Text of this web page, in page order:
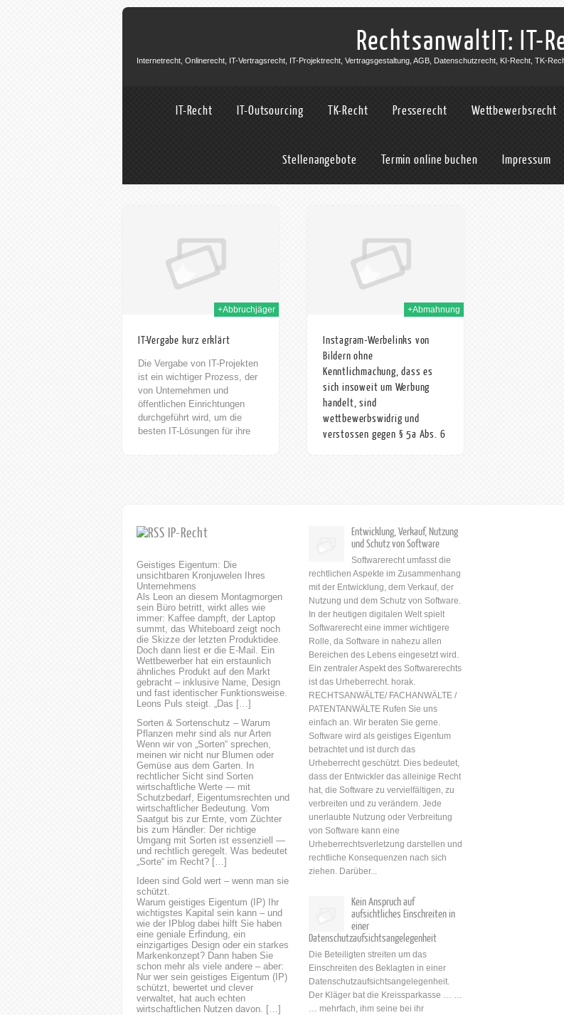
RechtsanwaltIT: IT-
Internetrecht, Onlinerecht, IT-Vertragsrecht, IT-Projektrecht, Vertragsgestaltung, AGB, Datenschutzrecht, KI-Recht, TK-
IT-Recht IT-Outsourcing TK-Recht Presserecht Wettbewerbsrecht
Stellenangebote Termin online buchen Impressum
+Abbruchjäger
IT-Vergabe kurz erklärt
Die Vergabe von IT-Projekten
ist ein wichtiger Prozess, der
von Unternehmen und
öffentlichen Einrichtungen
durchgeführt wird, um die
besten IT-Lösungen für ihre
ist ein wichtiger Prozess, der
von Unternehmen und
durchgeführt wird, um die
besten IT-Lösungen für ihre
Bedürfnisse zu finden. horak.
RECHTSANWÄLTE/
FACHANWÄLTE /
PATENTANWÄLTE Rufen Sie
uns einfach an. Wir beraten
Sie gerne. Eine erfolgreiche
IT-Vergabe erfordert eine
sorgfältige Planung und
Vorbereitung. Zunächst
des Unternehmens oder der
öffentlichen Einrichtung klar
definiert werden. Dies umfasst
die Identifizierung der
benötigten IT-Lösungen, die
Funktionalität, die Leistung
und...
+Abmahnung
Instagram-Werbelinks von
Bildern ohne
Kenntlichmachung, dass es
sich insoweit um Werbung
handelt, sind
wettbewerbswidrig und
verstossen gegen § 5a Abs. 6
Unternehmen mit einem Link
zu deren Homepage versehen
sind und dem
danebenstehenden Text ohne
Kenntlichmachung, dass es
sich insoweit um Werbung
handelt, gegen § 5a Abs. 6
UWG. Danach handelt
unlauter, wer den
kommerziellen Zweck einer
geschäftlichen Handlung nicht
kenntlich macht, sofern sich
dieser nicht unmittelbar aus
den Umständen ergibt, und
das Nichtkenntlichmachen
geeignet ist, den Verbraucher
zu einer geschäftlichen
Entscheidung zu veranlassen,
die er andernfalls nicht
getroffen hätte. Eine derartige
Verschleierung der Werbung
ist bei dem Instagram-blog,
den die Verfügungsbeklagte
führt, anzunehmen. Ein
Nichtkenntlichmachen des
kommerziellen Zwecks liegt
geschäftlichen Handlung...
IP-Recht
Geistiges Eigentum: Die
unsichtbaren Kronjuwelen Ihres
Unternehmens
Als Leon an diesem Montagmorgen
sein Büro betritt, wirkt alles wie
immer: Kaffee dampft, der Laptop
summt, das Whiteboard zeigt noch
die Skizze der letzten Produktidee.
Doch dann liest er die E-Mail. Ein
Wettbewerber hat ein erstaunlich
ähnliches Produkt auf den Markt
gebracht – inklusive Name, Design
und fast identischer Funktionsweise.
Leons Puls steigt. „Das […]
Sorten & Sortenschutz – Warum
Pflanzen mehr sind als nur Arten
Wenn wir von „Sorten“ sprechen,
meinen wir nicht nur Blumen oder
Gemüse aus dem Garten. In
rechtlicher Sicht sind Sorten
wirtschaftliche Werte — mit
Schutzbedarf, Eigentumsrechten und
wirtschaftlicher Bedeutung. Vom
Saatgut bis zur Ernte, vom Züchter
bis zum Händler: Der richtige
Umgang mit Sorten ist essenziell —
und rechtlich geregelt. Was bedeutet
„Sorte“ im Recht? […]
Ideen sind Gold wert – wenn man sie
schützt.
Warum geistiges Eigentum (IP) Ihr
wichtigstes Kapital sein kann – und
wie der IPblog dabei hilft Sie haben
eine geniale Erfindung, ein
einzigartiges Design oder ein starkes
Markenkonzept? Dann haben Sie
schon mehr als viele andere – aber:
Nur wer sein geistiges Eigentum (IP)
schützt, bewertet und clever
verwaltet, hat auch echten
wirtschaftlichen Nutzen davon. […]
Entwicklung, Verkauf, Nutzung
und Schutz von Software
Softwarerecht umfasst die
rechtlichen Aspekte im Zusammenhang
mit der Entwicklung, dem Verkauf, der
Nutzung und dem Schutz von Software.
In der heutigen digitalen Welt spielt
Softwarerecht eine immer wichtigere
Rolle, da Software in nahezu allen
Bereichen des Lebens eingesetzt wird.
Ein zentraler Aspekt des Softwarerechts
ist das Urheberrecht. horak.
RECHTSANWÄLTE/ FACHANWÄLTE /
PATENTANWÄLTE Rufen Sie uns
einfach an. Wir beraten Sie gerne.
Software wird als geistiges Eigentum
betrachtet und ist durch das
Urheberrecht geschützt. Dies bedeutet,
dass der Entwickler das alleinige Recht
hat, die Software zu vervielfältigen, zu
verbreiten und zu verändern. Jede
unerlaubte Nutzung oder Verbreitung
von Software kann eine
Urheberrechtsverletzung darstellen und
rechtliche Konsequenzen nach sich
ziehen. Darüber...
Kein Anspruch auf
aufsichtliches Einschreiten in
einer
Datenschutzaufsichtsangelegenheit
Die Beteiligten streiten um das
Einschreiten des Beklagten in einer
Datenschutzaufsichtsangelegenheit.
Der Kläger bat die Kreissparkasse … …
… mehrfach, ihm seine bei ihr